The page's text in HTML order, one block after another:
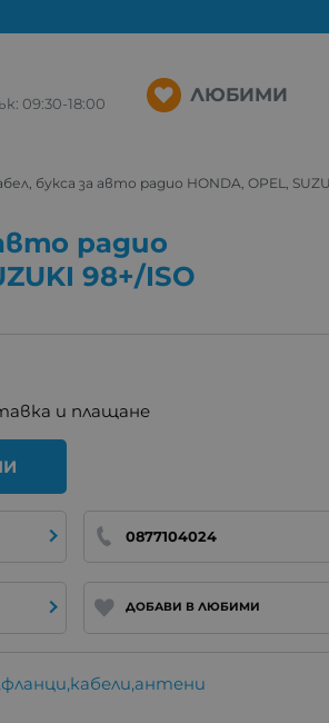
09:30-18:00 ЛЮБИМИ
букса за авто радио HONDA, OPEL,
радио
98+/ISO
и плащане
0877104024
ДОБАВИ В ЛЮБИМИ